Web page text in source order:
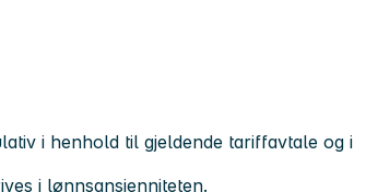
i henhold til gjeldende tariffavtale og i
i lønnsansienniteten.